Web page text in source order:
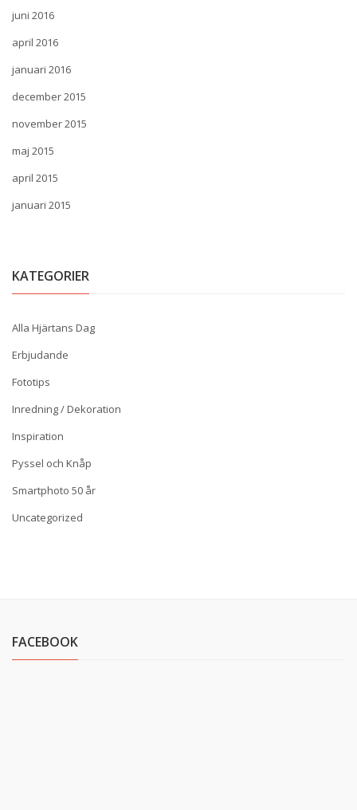
juni 2016
april 2016
januari 2016
december 2015
november 2015
maj 2015
april 2015
januari 2015
KATEGORIER
Alla Hjärtans Dag
Erbjudande
Fototips
Inredning / Dekoration
Inspiration
Pyssel och Knåp
Smartphoto 50 år
Uncategorized
FACEBOOK